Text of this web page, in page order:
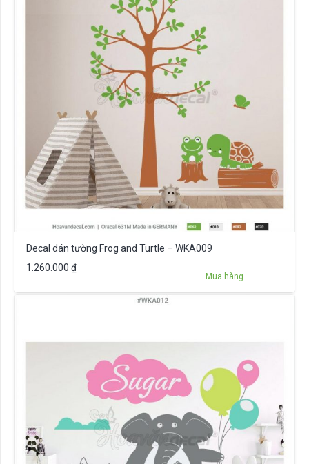
Decal dán tường Frog and Turtle – WKA009
1.260.000 ₫
Mua hàng